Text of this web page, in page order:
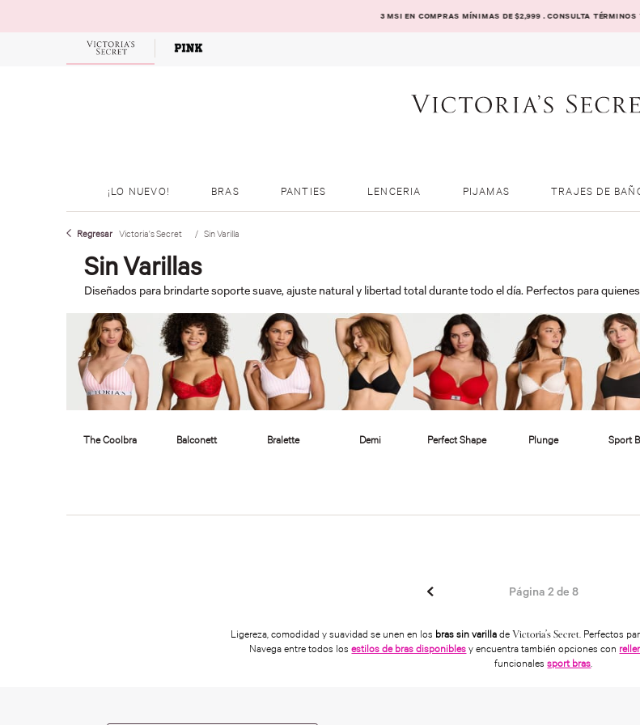
3 MSI EN COMPRAS MÍNIMAS DE $2,999 . CONSULTA TÉRMINOS
¡LO NUEVO! BRAS PANTIES LENCERIA PIJAMAS TRAJES DE
Victoria's Secret Sin Varilla
Sin Varillas
Diseñados para brindarte soporte suave, ajuste natural y libertad total durante todo el día. Perfectos para
Página 2 de 8
Ligereza, comodidad y suavidad se unen en los bras sin varillade Victoria’s Secret . Perfectos
Navega entre todos losestilos de bras disponibles y encuentra también opciones con
funcionalessport bras